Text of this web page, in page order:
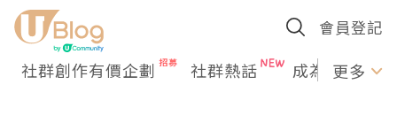
會員登記
社群創作有價企劃 社群熱話 成為U更多